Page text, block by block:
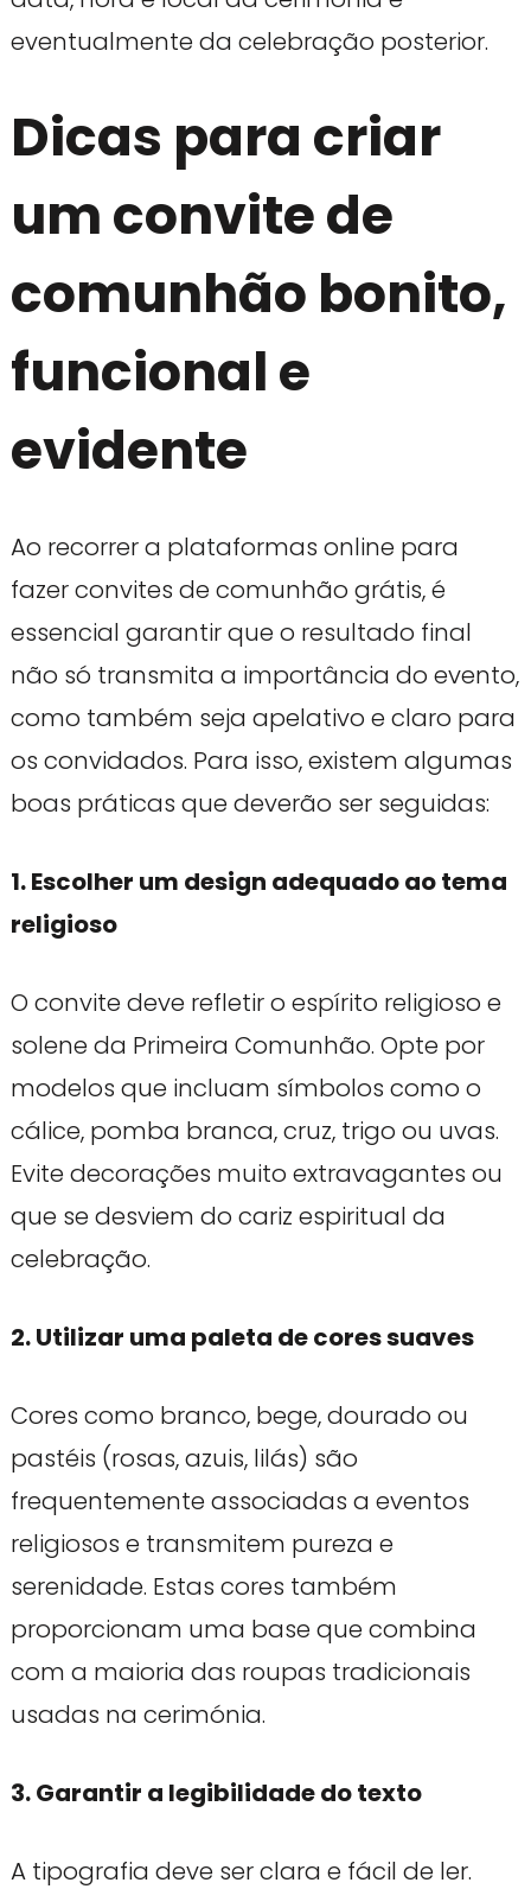
eventualmente da celebração posterior.
Dicas para criar
um convite de
comunhão bonito,
funcional e
evidente
Ao recorrer a plataformas online para
fazer convites de comunhão grátis, é
essencial garantir que o resultado final
não só transmita a importância do evento,
como também seja apelativo e claro para
os convidados. Para isso, existem algumas
boas práticas que deverão ser seguidas:
1. Escolher um design adequado ao tema
religioso
O convite deve refletir o espírito religioso e
solene da Primeira Comunhão. Opte por
modelos que incluam símbolos como o
cálice, pomba branca, cruz, trigo ou uvas.
Evite decorações muito extravagantes ou
que se desviem do cariz espiritual da
celebração.
2. Utilizar uma paleta de cores suaves
Cores como branco, bege, dourado ou
pastéis (rosas, azuis, lilás) são
frequentemente associadas a eventos
religiosos e transmitem pureza e
serenidade. Estas cores também
proporcionam uma base que combina
com a maioria das roupas tradicionais
usadas na cerimónia.
3. Garantir a legibilidade do texto
A tipografia deve ser clara e fácil de ler.